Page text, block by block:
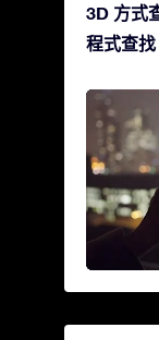
3D 方式
程式查找